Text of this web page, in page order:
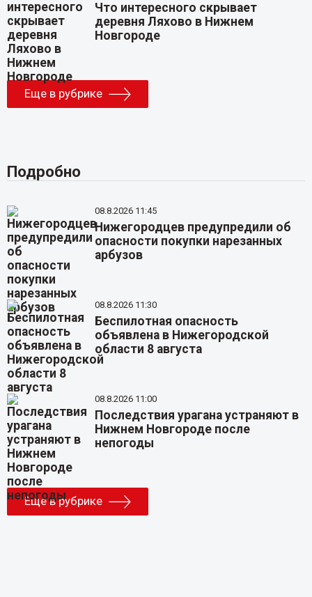
Что интересного скрывает
деревня Ляхово в Нижнем
Новгороде
Еще в рубрике
Подробно
08.8.2026 11:45
Нижегородцев предупредили об
опасности покупки нарезанных
арбузов
08.8.2026 11:30
Беспилотная опасность
объявлена в Нижегородской
области 8 августа
08.8.2026 11:00
Последствия урагана устраняют в
Нижнем Новгороде после
непогоды
Еще в рубрике